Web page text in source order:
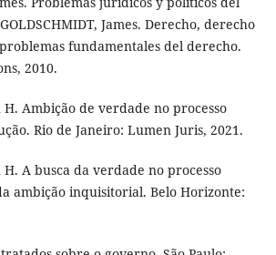
James. Derecho, derecho
fundamentales del derecho.
2010.
H. Ambição de verdade no processo
Rio de Janeiro: Lumen Juris, 2021.
H. A busca da verdade no processo
ambição inquisitorial. Belo Horizonte: